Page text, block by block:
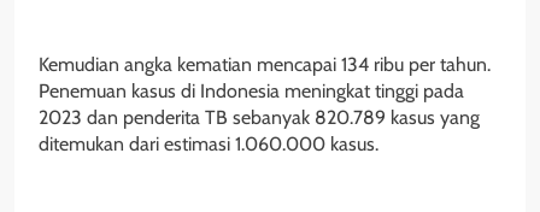
Kemudian angka kematian mencapai 134 ribu per tahun.
Penemuan kasus di Indonesia meningkat tinggi pada
2023 dan penderita TB sebanyak 820.789 kasus yang
ditemukan dari estimasi 1.060.000 kasus.